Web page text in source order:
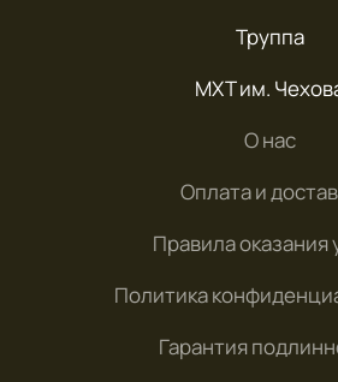
Труппа
МХТ им.
О нас
Оплата и
Правила оказания
Политика
Гарантия